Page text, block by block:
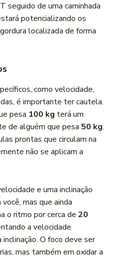
seguido de uma caminhada
potencializando os
localizada de forma
como velocidade,
é importante ter cautela.
pesa 100 kg terá um
de alguém que pesa 50 kg.
prontas que circulam na
não se aplicam a
e uma inclinação
mas que ainda
o ritmo por cerca de 20
a velocidade
O foco deve ser
mas também em oxidar a